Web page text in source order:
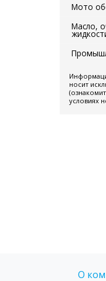
Мото
Масло,
носит
условиях
О